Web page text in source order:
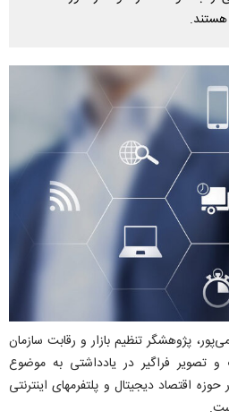
هستند.
پژوهشگر تنظیم‌ بازار و رقابت سازمان
تصویر فراگیر در یادداشتی به موضوع
اقتصاد دیجیتال و پلتفرمهای اینترنتی